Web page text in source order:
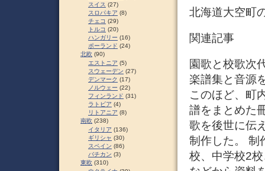
北海道大空町
関連記事
園歌と校歌次
楽譜集と音源
このほど、町
譜をまとめた
歌を後世に伝
制作した。 制
校、中学校2
スイス (27)
スロパキア (8)
チェコ (29)
トルコ (20)
ハンガリー (16)
ポーランド (24)
北欧 (90)
エストニア (5)
スウェーデン (27)
デンマーク (17)
ノルウェー (22)
フィンランド (31)
ラトビア (4)
リトアニア (8)
南欧 (238)
イタリア (136)
ギリシャ (30)
スペイン (86)
バチカン (3)
東欧 (310)